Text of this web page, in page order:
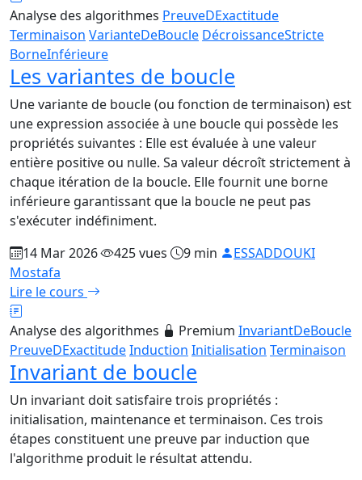
Analyse des algorithmes PreuveDExactitude
Terminaison VarianteDeBoucle DécroissanceStricte
BorneInférieure
Les variantes de boucle
Une variante de boucle (ou fonction de terminaison) est
une expression associée à une boucle qui possède les
propriétés suivantes : Elle est évaluée à une valeur
entière positive ou nulle. Sa valeur décroît strictement à
chaque itération de la boucle. Elle fournit une borne
inférieure garantissant que la boucle ne peut pas
s'exécuter indéfiniment.
14 Mar 2026
425 vues 9 min
ESSADDOUKI
Mostafa
Lire le cours
Analyse des algorithmes Premium InvariantDeBoucle
PreuveDExactitudeInduction Initialisation Terminaison
Invariant de boucle
Un invariant doit satisfaire trois propriétés :
initialisation, maintenance et terminaison. Ces trois
étapes constituent une preuve par induction que
l'algorithme produit le résultat attendu.